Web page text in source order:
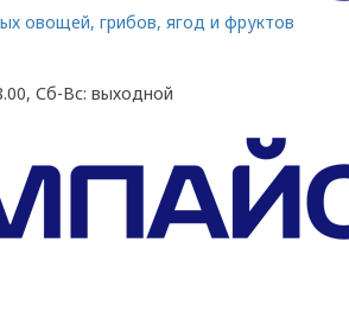
овощей, грибов, ягод и фруктов
Сб-Вс: выходной